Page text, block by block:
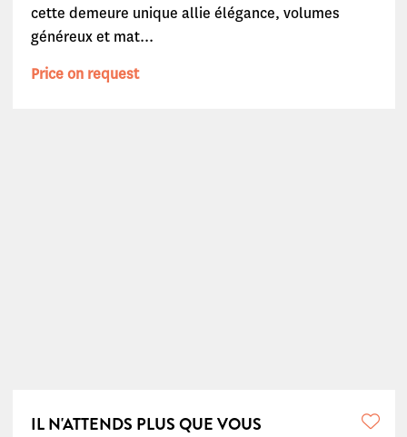
cette demeure unique allie élégance, volumes
généreux et mat...
Price on request
IL N'ATTENDS PLUS QUE VOUS